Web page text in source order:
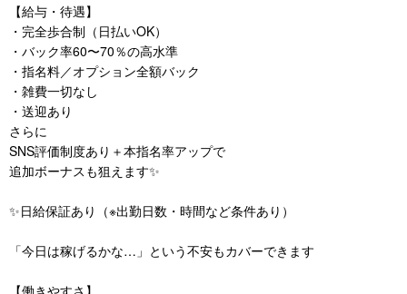
【給与・待遇】
・完全歩合制（日払いOK）
・バック率60〜70％の高水準
・指名料／オプション全額バック
・雑費一切なし
・送迎あり
さらに
SNS評価制度あり＋本指名率アップで
追加ボーナスも狙えます✨
✨日給保証あり（※出勤日数・時間など条件あり）
「今日は稼げるかな…」という不安もカバーできます
【働きやすさ】